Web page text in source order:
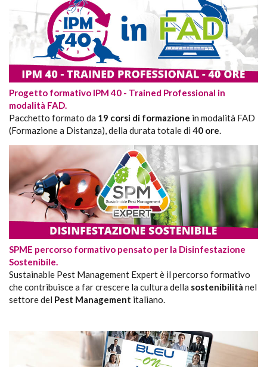
Progetto formativo IPM 40 - Trained Professional in
modalità FAD.
Pacchetto formato da 19 corsi di formazione in modalità FAD
(Formazione a Distanza), della durata totale di 40 ore.
SPME percorso formativo pensato per la Disinfestazione
Sostenibile.
Sustainable Pest Management Expert è il percorso formativo
che contribuisce a far crescere la cultura della sostenibilità nel
settore del Pest Management italiano.